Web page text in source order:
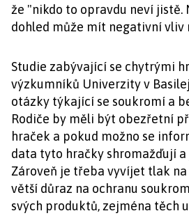
že "nikdo to opravdu neví
dohled může mít negativní vliv
Studie zabývající se chytrými
výzkumníků Univerzity v
otázky týkající se soukromí a
Rodiče by měli být obezřetní
hraček a pokud možno se
data tyto hračky shromažďují
Zároveň je třeba vyvíjet tlak
větší důraz na ochranu
svých produktů, zejména těch